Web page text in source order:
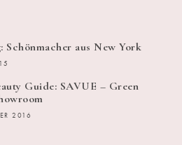
Schönmacher aus New York
Guide: SAVUE – Green
2016